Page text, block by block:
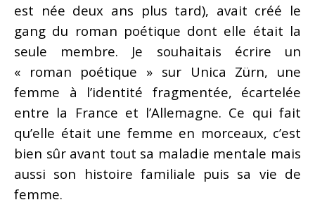
est née deux ans plus tard), avait créé le
gang du roman poétique dont elle était la
seule membre. Je souhaitais écrire un
« roman poétique » sur Unica Zürn, une
femme à l’identité fragmentée, écartelée
entre la France et l’Allemagne. Ce qui fait
qu’elle était une femme en morceaux, c’est
bien sûr avant tout sa maladie mentale mais
aussi son histoire familiale puis sa vie de
femme.